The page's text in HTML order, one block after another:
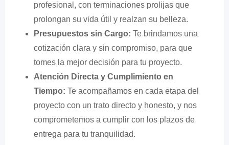
profesional, con terminaciones prolijas que
prolongan su vida útil y realzan su belleza.
Presupuestos sin Cargo: Te brindamos una
cotización clara y sin compromiso, para que
tomes la mejor decisión para tu proyecto.
Atención Directa y Cumplimiento en
Tiempo: Te acompañamos en cada etapa del
proyecto con un trato directo y honesto, y nos
comprometemos a cumplir con los plazos de
entrega para tu tranquilidad.